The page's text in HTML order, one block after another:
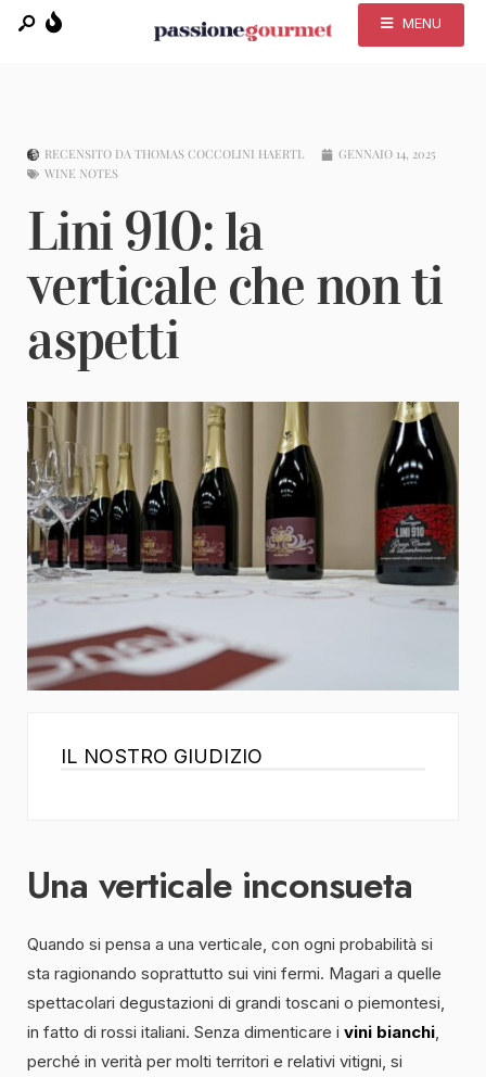
MENU
RECENSITO DA THOMAS COCCOLINI HAERTL
GENNAIO 14, 2025
WINE NOTES
Lini 910: la
verticale che non ti
aspetti
IL NOSTRO GIUDIZIO
Una verticale inconsueta
Quando si pensa a una verticale, con ogni probabilità si
sta ragionando soprattutto sui vini fermi. Magari a quelle
spettacolari degustazioni di grandi toscani o piemontesi,
in fatto di rossi italiani. Senza dimenticare i vini bianchi,
perché in verità per molti territori e relativi vitigni, si